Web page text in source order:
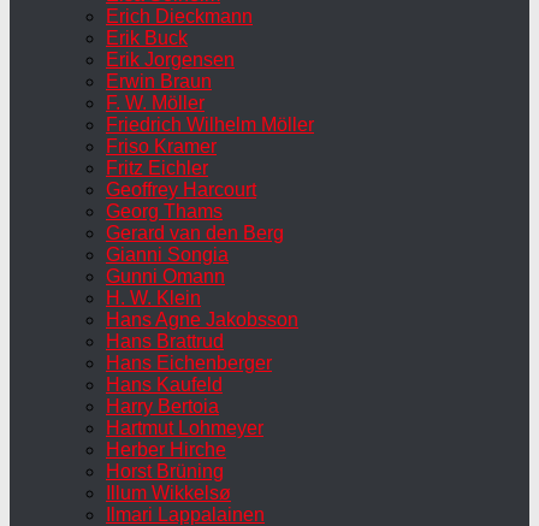
Erich Dieckmann
Erik Buck
Erik Jorgensen
Erwin Braun
F. W. Möller
Friedrich Wilhelm Möller
Friso Kramer
Fritz Eichler
Geoffrey Harcourt
Georg Thams
Gerard van den Berg
Gianni Songia
Gunni Omann
H. W. Klein
Hans Agne Jakobsson
Hans Brattrud
Hans Eichenberger
Hans Kaufeld
Harry Bertoia
Hartmut Lohmeyer
Herber Hirche
Horst Brüning
Illum Wikkelsø
Ilmari Lappalainen